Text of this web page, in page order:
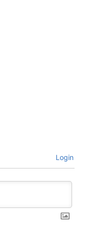
Login